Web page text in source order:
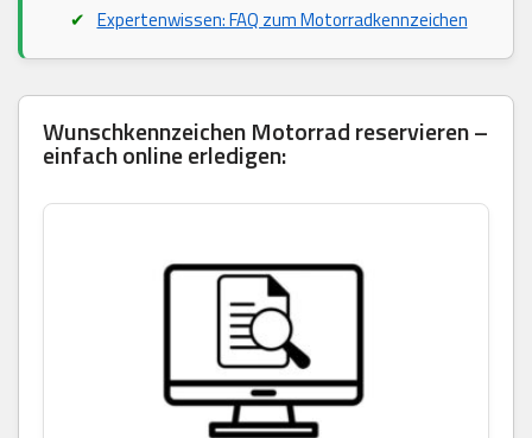
Expertenwissen: FAQ zum Motorradkennzeichen
Wunschkennzeichen Motorrad reservieren –
einfach online erledigen: